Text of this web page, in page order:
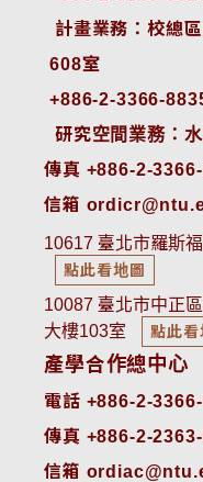
計畫業務：校總
608室
+886-2-3366-
研究空間業務：
傳真 +886-2-
信箱
10617 臺北市羅斯
點此看地圖
10087 臺北市中正
大樓103室
點此看
產學合作總中心
電話 +886-2-
傳真 +886-2-
信箱